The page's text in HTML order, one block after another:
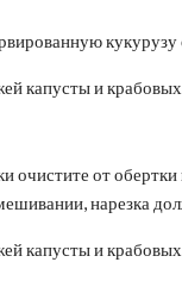
кукурузу
очистите от
нарезка